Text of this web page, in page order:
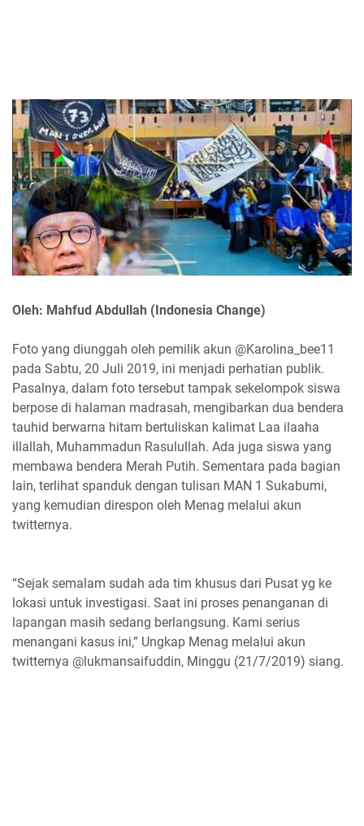
Oleh: Mahfud Abdullah (Indonesia Change)
Foto yang diunggah oleh pemilik akun @Karolina_bee11
pada Sabtu, 20 Juli 2019, ini menjadi perhatian publik.
Pasalnya, dalam foto tersebut tampak sekelompok siswa
berpose di halaman madrasah, mengibarkan dua bendera
tauhid berwarna hitam bertuliskan kalimat Laa ilaaha
illallah, Muhammadun Rasulullah. Ada juga siswa yang
membawa bendera Merah Putih. Sementara pada bagian
lain, terlihat spanduk dengan tulisan MAN 1 Sukabumi,
yang kemudian direspon oleh Menag melalui akun
twitternya.
“Sejak semalam sudah ada tim khusus dari Pusat yg ke
lokasi untuk investigasi. Saat ini proses penanganan di
lapangan masih sedang berlangsung. Kami serius
menangani kasus ini,” Ungkap Menag melalui akun
twitternya @lukmansaifuddin, Minggu (21/7/2019) siang.